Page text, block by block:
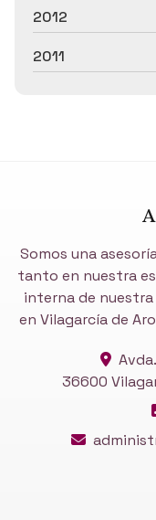
2012
2011
Somos una
tanto en nuestra
interna de
en Vilagarcía de
36600